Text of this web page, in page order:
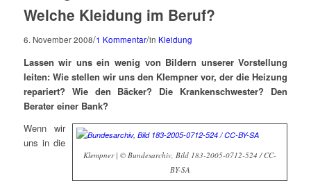
Welche Kleidung im Beruf?
6. November 2008/1 Kommentar/in Kleidung
Lassen wir uns ein wenig von Bildern unserer Vorstellung
leiten: Wie stellen wir uns den Klempner vor, der die Heizung
repariert? Wie den Bäcker? Die Krankenschwester? Den
Berater einer Bank?
Klempner | © Bundesarchiv, Bild 183-2005-0712-524 / CC-
BY-SA
Wenn wir
uns in die